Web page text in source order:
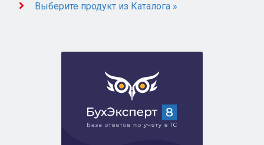
Выберите продукт из Каталога »